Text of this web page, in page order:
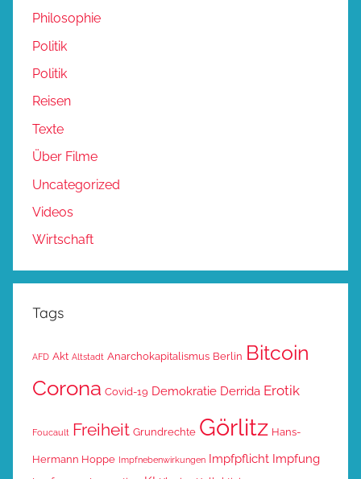
Philosophie
Politik
Politik
Reisen
Texte
Über Filme
Uncategorized
Videos
Wirtschaft
Tags
AFD Akt Altstadt Anarchokapitalismus Berlin Bitcoin
Corona Covid-19 Demokratie Derrida Erotik
Foucault Freiheit Grundrechte Görlitz Hans-
Hermann Hoppe Impfnebenwirkungen Impfpflicht Impfung